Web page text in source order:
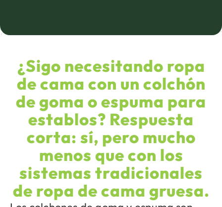
¿Sigo necesitando ropa
de cama con un colchón
de goma o espuma para
establos? Respuesta
corta: sí, pero mucho
menos que con los
sistemas tradicionales
de ropa de cama gruesa.